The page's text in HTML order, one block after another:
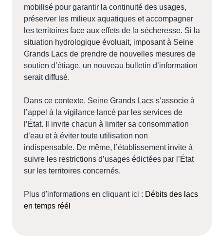
mobilisé pour garantir la continuité des usages,
préserver les milieux aquatiques et accompagner
les territoires face aux effets de la sécheresse. Si la
situation hydrologique évoluait, imposant à Seine
Grands Lacs de prendre de nouvelles mesures de
soutien d’étiage, un nouveau bulletin d’information
serait diffusé.
Dans ce contexte, Seine Grands Lacs s’associe à
l’appel à la vigilance lancé par les services de
l’État. Il invite chacun à limiter sa consommation
d’eau et à éviter toute utilisation non
indispensable. De même, l’établissement invite à
suivre les restrictions d’usages édictées par l’État
sur les territoires concernés.
Plus d'informations en cliquant ici : Débits des lacs
en temps réél